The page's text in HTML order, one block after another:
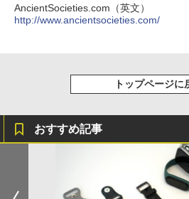
AncientSocieties.com（英文）
http://www.ancientsocieties.com/
トップページに
おすすめ記事